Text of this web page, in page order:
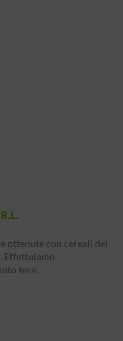
ottenute con cereali del
Effettuiamo
terzi.